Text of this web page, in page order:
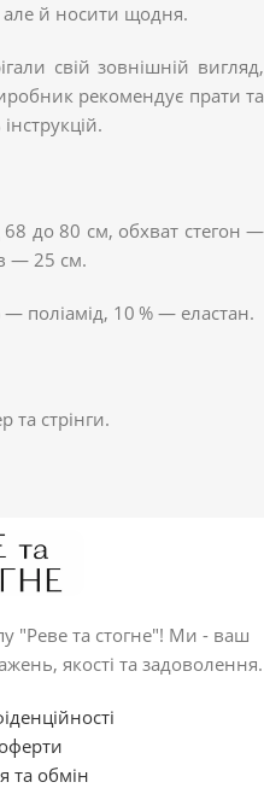
але й носити щодня.
свій зовнішній вигляд,
рекомендує прати та
до 80 см, обхват стегон —
— 25 см.
поліамід, 10 % — еластан.
та стрінги.
"Реве та стогне"! Ми - ваш
якості та задоволення.
та обмін